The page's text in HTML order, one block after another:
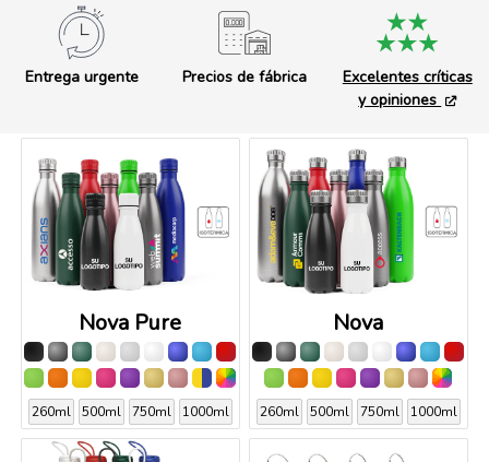
Entrega urgente Precios de fábrica
Excelentes críticas
y opiniones
Nova Pure
260ml 500ml 750ml 1000ml
Nova
260ml 500ml 750ml 1000ml